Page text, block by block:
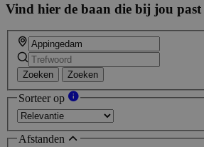
Vind hier de baan die bij jou past
Zoeken Zoeken
Sorteer op
Afstanden